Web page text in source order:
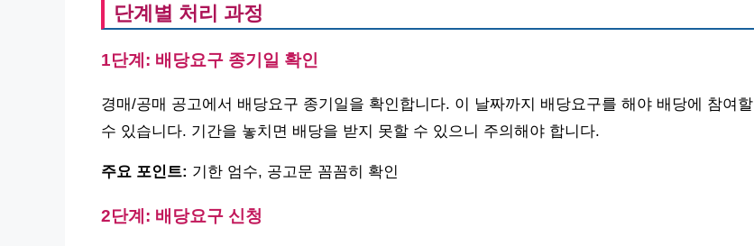
단계별 처리 과정
1단계: 배당요구 종기일 확인
경매/공매 공고에서 배당요구 종기일을 확인합니다. 이 날짜까지 배당요구를 해야 배당에 참여할
수 있습니다. 기간을 놓치면 배당을 받지 못할 수 있으니 주의해야 합니다.
주요 포인트: 기한 엄수, 공고문 꼼꼼히 확인
2단계: 배당요구 신청